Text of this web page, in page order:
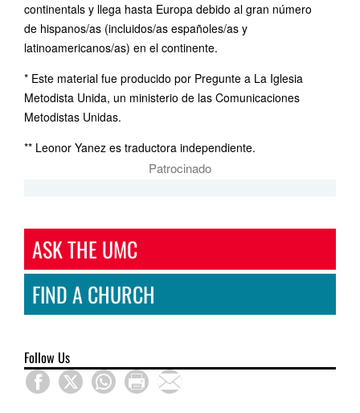
continentals y llega hasta Europa debido al gran número
de hispanos/as (incluidos/as españoles/as y
latinoamericanos/as) en el continente.
* Este material fue producido por Pregunte a La Iglesia
Metodista Unida, un ministerio de las Comunicaciones
Metodistas Unidas.
** Leonor Yanez es traductora independiente.
Patrocinado
ASK THE UMC
FIND A CHURCH
Follow Us